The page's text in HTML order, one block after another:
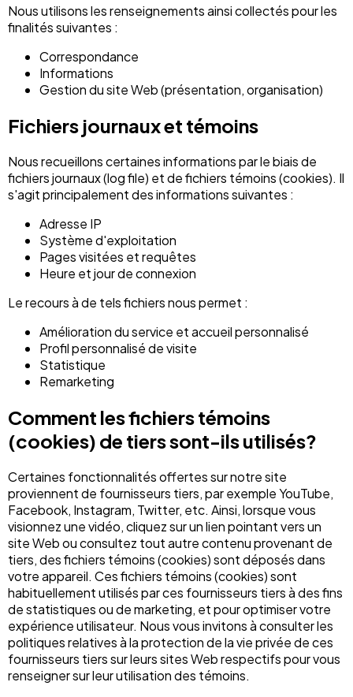
Nous utilisons les renseignements ainsi collectés pour les
finalités suivantes :
Correspondance
Informations
Gestion du site Web (présentation, organisation)
Fichiers journaux et témoins
Nous recueillons certaines informations par le biais de
fichiers journaux (log file) et de fichiers témoins (cookies). Il
s'agit principalement des informations suivantes :
Adresse IP
Système d'exploitation
Pages visitées et requêtes
Heure et jour de connexion
Le recours à de tels fichiers nous permet :
Amélioration du service et accueil personnalisé
Profil personnalisé de visite
Statistique
Remarketing
Comment les fichiers témoins
(cookies) de tiers sont-ils utilisés?
Certaines fonctionnalités offertes sur notre site
proviennent de fournisseurs tiers, par exemple YouTube,
Facebook, Instagram, Twitter, etc. Ainsi, lorsque vous
visionnez une vidéo, cliquez sur un lien pointant vers un
site Web ou consultez tout autre contenu provenant de
tiers, des fichiers témoins (cookies) sont déposés dans
votre appareil. Ces fichiers témoins (cookies) sont
habituellement utilisés par ces fournisseurs tiers à des fins
de statistiques ou de marketing, et pour optimiser votre
expérience utilisateur. Nous vous invitons à consulter les
politiques relatives à la protection de la vie privée de ces
fournisseurs tiers sur leurs sites Web respectifs pour vous
renseigner sur leur utilisation des témoins.